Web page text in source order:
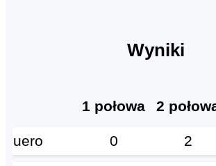
Wyniki
1 połowa 2
Fuero 0 2